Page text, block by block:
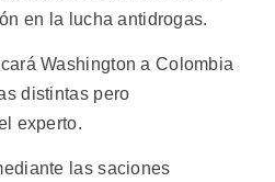
en la lucha antidrogas.
Washington a Colombia
distintas pero
experto.
las saciones